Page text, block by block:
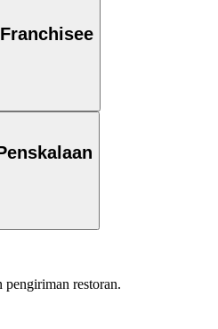
restoran.